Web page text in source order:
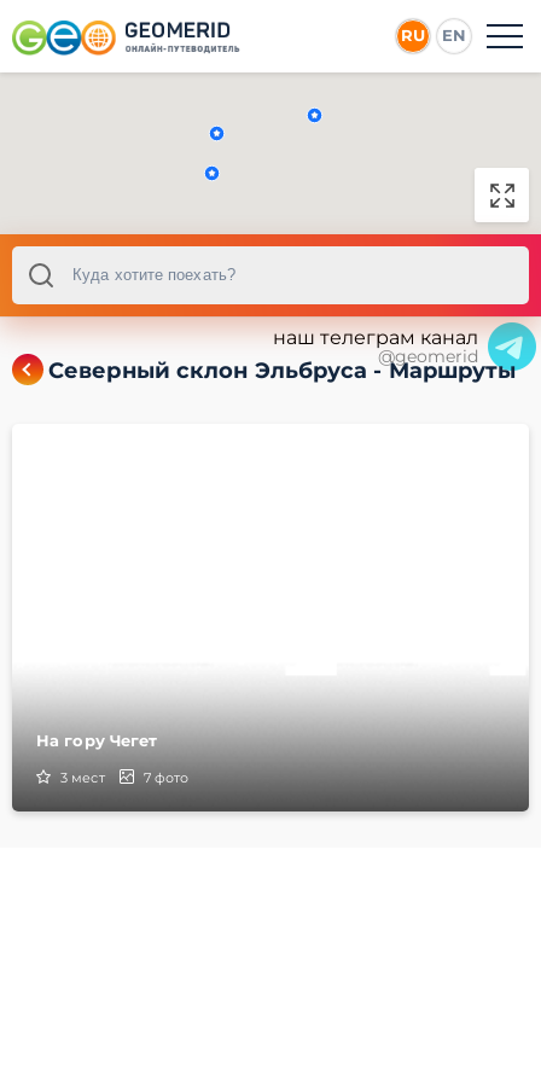
RU EN
наш телеграм канал
@geomerid
Северный склон Эльбруса - Маршруты
На гору Чегет
3 мест 7 фото